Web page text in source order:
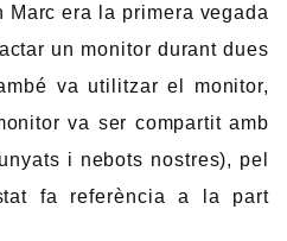
Marc era la primera vegada
un monitor durant dues
va utilitzar el monitor,
va ser compartit amb
i nebots nostres), pel
fa referència a la part